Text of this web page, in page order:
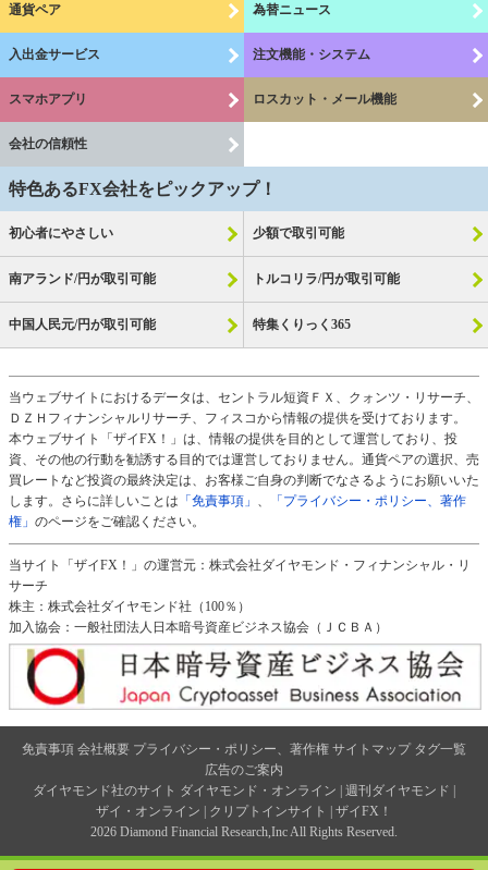
通貨ペア 為替ニュース
入出金サービス 注文機能・システム
スマホアプリ ロスカット・メール機能
会社の信頼性
特色あるFX会社をピックアップ！
初心者にやさしい 少額で取引可能
南アランド/円が取引可能 トルコリラ/円が取引可能
中国人民元/円が取引可能 特集くりっく365
当ウェブサイトにおけるデータは、セントラル短資ＦＸ、クォンツ・リサーチ、
ＤＺＨフィナンシャルリサーチ、フィスコから情報の提供を受けております。
本ウェブサイト「ザイFX！」は、情報の提供を目的として運営しており、投
資、その他の行動を勧誘する目的では運営しておりません。通貨ペアの選択、売
買レートなど投資の最終決定は、お客様ご自身の判断でなさるようにお願いいた
します。さらに詳しいことは 「免責事項」
「プライバシー・ポリシー、著作
権」 のページをご確認ください。
当サイト「ザイFX！」の運営元：株式会社ダイヤモンド・フィナンシャル・リ
サーチ
株主：株式会社ダイヤモンド社（100％）
加入協会：一般社団法人日本暗号資産ビジネス協会（ＪＣＢＡ）
免責事項 会社概要 プライバシー・ポリシー、著作権 サイトマップ タグ一覧
広告のご案内
ダイヤモンド社のサイト ダイヤモンド・オンライン 週刊ダイヤモンド
ザイ・オンライン
クリプトインサイト
ザイFX！
2026 Diamond Financial Research,Inc All Rights Reserved.